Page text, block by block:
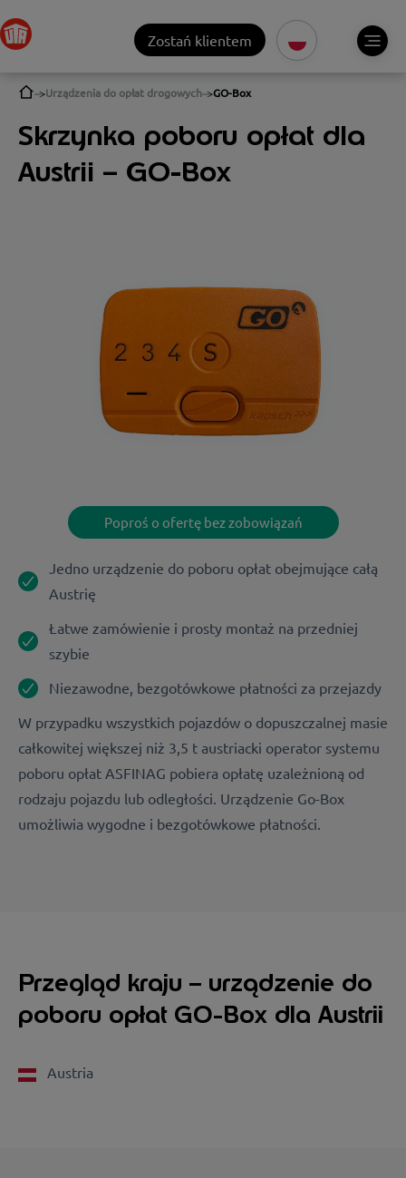
Zostań klientem
Urządzenia do opłat drogowych GO-Box
Skrzynka poboru opłat dla
Austrii – GO-Box
Poproś o ofertę bez zobowiązań
Jedno urządzenie do poboru opłat obejmujące całą
Austrię
Łatwe zamówienie i prosty montaż na przedniej
szybie
Niezawodne, bezgotówkowe płatności za przejazdy
W przypadku wszystkich pojazdów o dopuszczalnej masie
całkowitej większej niż 3,5 t austriacki operator systemu
poboru opłat ASFINAG pobiera opłatę uzależnioną od
rodzaju pojazdu lub odległości. Urządzenie Go-Box
umożliwia wygodne i bezgotówkowe płatności.
Przegląd kraju – urządzenie do
poboru opłat GO-Box dla Austrii
Austria